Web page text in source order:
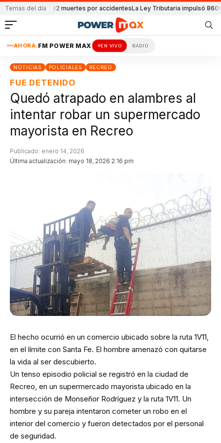
Temas del día32 muertes por accidentesLa Ley Tributaria impulsó 8600
AHORA: FM POWER MAX EN VIVO RADIO
NOTICIAS POLICIALES RECREO
FUE DETENIDO
Quedó atrapado en alambres al
intentar robar un supermercado
mayorista en Recreo
Última actualización: mayo 18, 2026 2:16 pm
Publicado: enero 14, 2026
El hecho ocurrió en un comercio ubicado sobre la ruta 1V11,
en el límite con Santa Fe. El hombre amenazó con quitarse
la vida al ser descubierto.
Un tenso episodio policial se registró en la ciudad de
Recreo, en un supermercado mayorista ubicado en la
intersección de Monseñor Rodríguez y la ruta 1V11. Un
hombre y su pareja intentaron cometer un robo en el
interior del comercio y fueron detectados por el personal
de seguridad.